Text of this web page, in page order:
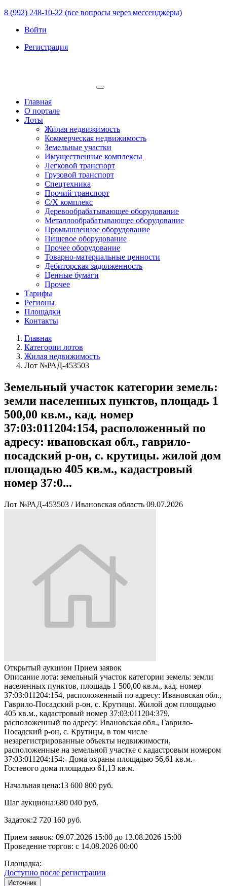
8 (992) 248-10-22 (все вопросы через мессенджеры)
Войти
Регистрация
Главная
О портале
Лоты
Жилая недвижимость
Коммерческая недвижимость
Земельные участки
Имущественные комплексы
Легковой транспорт
Грузовой транспорт
Спецтехника
Прочий транспорт
С/Х комплекс
Деревообрабатывающее оборудование
Металлообрабатывающее оборудование
Промышленное оборудование
Пищевое оборудование
Прочее оборудование
Товарно-материальные ценности
Дебиторская задолженность
Ценные бумаги
Прочее
Тарифы
Регионы
Площадки
Контакты
Главная
Категории лотов
Жилая недвижимость
Лот №РАД-453503
Земельный участок категории земель:
земли населенных пунктов, площадь 1
500,00 кв.м., кад. номер
37:03:011204:154, расположенный по
адресу: ивановская обл., гаврило-
посадский р-он, с. крутицы. жилой дом
площадью 405 кв.м., кадастровый
номер 37:0...
Лот №РАД-453503 / Ивановская область 09.07.2026
Открытый аукцион Прием заявок
Описание лота: земельный участок категории земель: земли
населенных пунктов, площадь 1 500,00 кв.м., кад. номер
37:03:011204:154, расположенный по адресу: Ивановская обл.,
Гаврило-Посадский р-он, с. Крутицы. Жилой дом площадью
405 кв.м., кадастровый номер 37:03:011204:379,
расположенный по адресу: Ивановская обл., Гаврило-
Посадский р-он, с. Крутицы, в том числе
незарегистрированные объекты недвижимости,
расположенные на земельной участке с кадастровым номером
37:03:011204:154:- Дома охраны площадью 56,61 кв.м.-
Гостевого дома площадью 61,13 кв.м.
Начальная цена:13 600 800 руб.
Шаг аукциона:680 040 руб.
Задаток:2 720 160 руб.
Прием заявок: 09.07.2026 15:00 до 13.08.2026 15:00
Проведение торгов: с 14.08.2026 00:00
Площадка:
Доступно после регистрации
Источник